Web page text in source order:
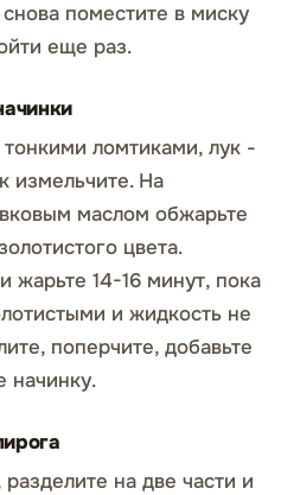
поместите в миску
еще раз.
ломтиками, лук -
измельчите. На
маслом обжарьте
цвета.
жарьте 14-16 минут, пока
и жидкость не
поперчите, добавьте
начинку.
на две части и